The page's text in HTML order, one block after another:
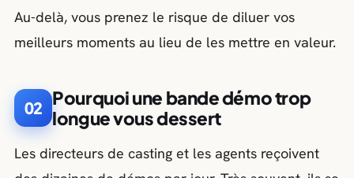
Au-delà, vous prenez le risque de diluer vos
meilleurs moments au lieu de les mettre en valeur.
02 Pourquoi une bande démo trop
longue vous dessert
Les directeurs de casting et les agents reçoivent